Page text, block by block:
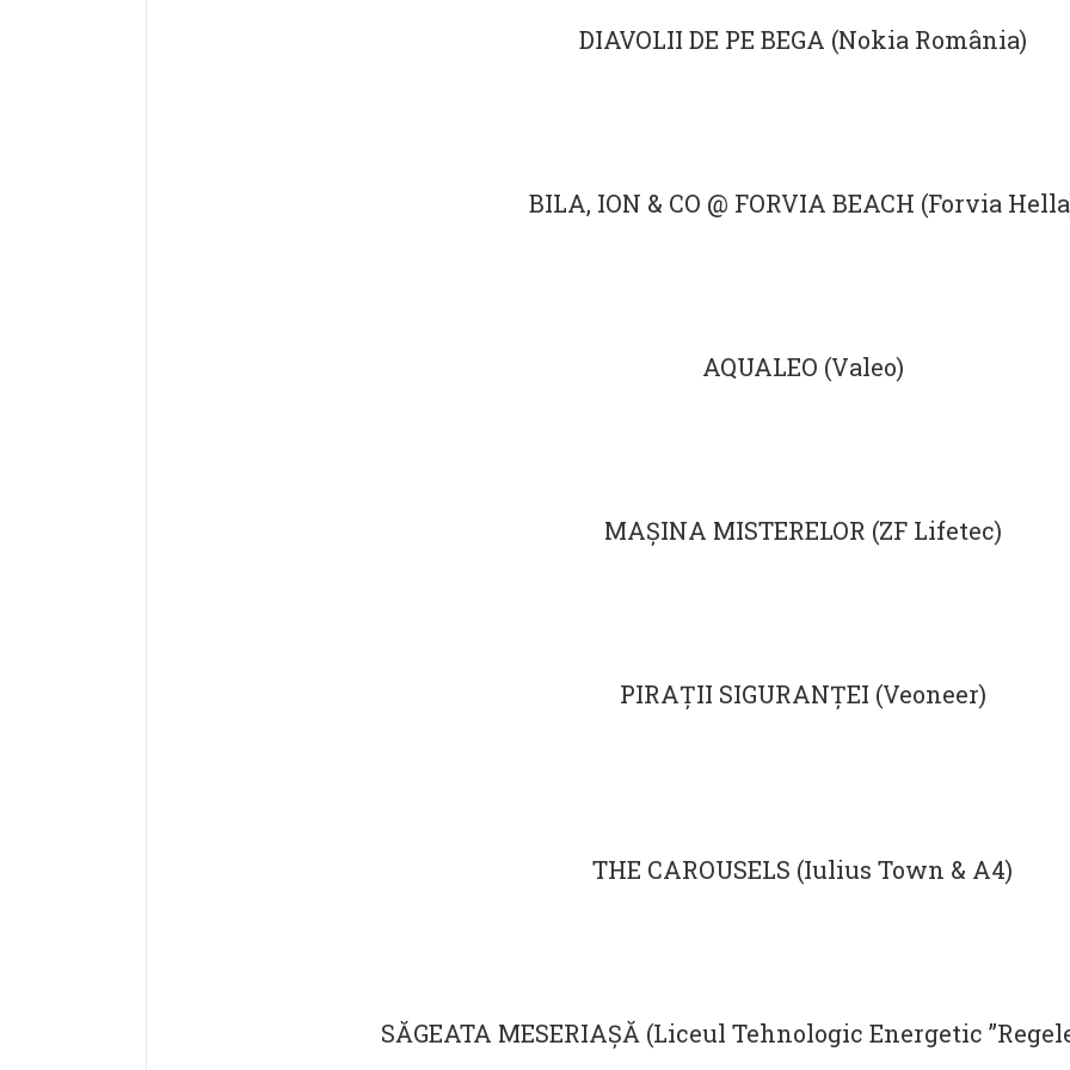
DIAVOLII DE PE BEGA (Nokia România)
BILA, ION & CO @ FORVIA BEACH (Forvia
AQUALEO (Valeo)
MAȘINA MISTERELOR (ZF Lifetec)
PIRAȚII SIGURANȚEI (Veoneer)
THE CAROUSELS (Iulius Town & A4)
SĂGEATA MESERIAȘĂ (Liceul Tehnologic Energetic